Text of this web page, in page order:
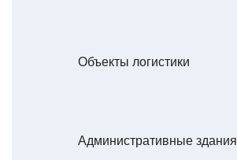
Объекты логистики
Административные здания